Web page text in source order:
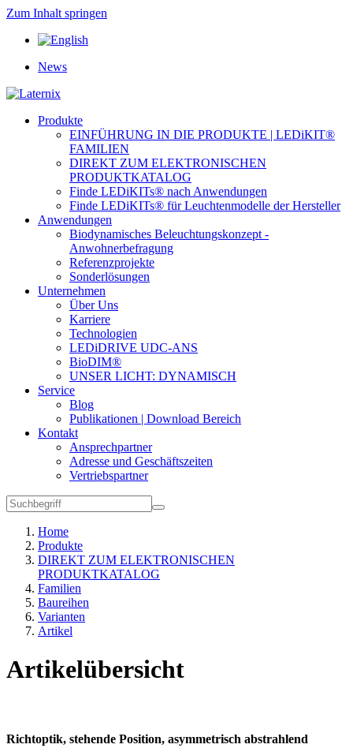
Zum Inhalt springen
News
Produkte
EINFÜHRUNG IN DIE PRODUKTE | LEDiKIT®
FAMILIEN
DIREKT ZUM ELEKTRONISCHEN
PRODUKTKATALOG
Finde LEDiKITs® nach Anwendungen
Finde LEDiKITs® für Leuchtenmodelle der Hersteller
Anwendungen
Biodynamisches Beleuchtungskonzept -
Anwohnerbefragung
Referenzprojekte
Sonderlösungen
Unternehmen
Über Uns
Karriere
Technologien
LEDiDRIVE UDC-ANS
BioDIM®
UNSER LICHT: DYNAMISCH
Service
Blog
Publikationen | Download Bereich
Kontakt
Ansprechpartner
Adresse und Geschäftszeiten
Vertriebspartner
Home
Produkte
DIREKT ZUM ELEKTRONISCHEN
PRODUKTKATALOG
Familien
Baureihen
Varianten
Artikel
Artikelübersicht
Richtoptik, stehende Position, asymmetrisch abstrahlend